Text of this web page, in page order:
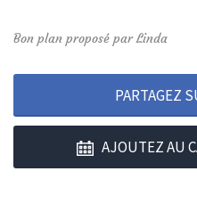
Bon plan proposé par Linda
PARTAGEZ
AJOUTEZ AU